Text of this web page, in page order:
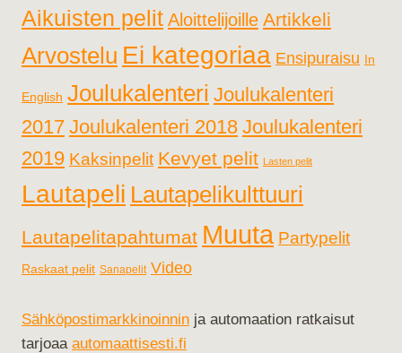
Aikuisten pelit Aloittelijoille Artikkeli
Arvostelu Ei kategoriaa Ensipuraisu In
English Joulukalenteri Joulukalenteri
2017 Joulukalenteri 2018 Joulukalenteri
2019 Kaksinpelit Kevyet pelit Lasten pelit
Lautapeli Lautapelikulttuuri
Lautapelitapahtumat Muuta Partypelit
Raskaat pelit Sanapelit Video
Sähköpostimarkkinoinnin ja automaation ratkaisut
tarjoaa automaattisesti.fi